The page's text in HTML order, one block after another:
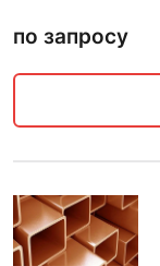
по запросу